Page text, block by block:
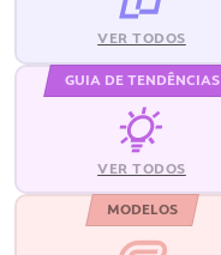
VER TODOS
GUIA DE TENDÊNCIAS
VER TODOS
MODELOS